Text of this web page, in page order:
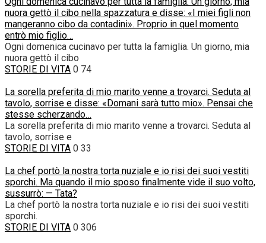
nuora gettò il cibo nella spazzatura e disse: «I miei figli non
mangeranno cibo da contadini». Proprio in quel momento
entrò mio figlio…
Ogni domenica cucinavo per tutta la famiglia. Un giorno, mia
nuora gettò il cibo
STORIE DI VITA 0 74
La sorella preferita di mio marito venne a trovarci. Seduta al
tavolo, sorrise e disse: «Domani sarà tutto mio». Pensai che
stesse scherzando…
La sorella preferita di mio marito venne a trovarci. Seduta al
tavolo, sorrise e
STORIE DI VITA 0 33
La chef portò la nostra torta nuziale e io risi dei suoi vestiti
sporchi. Ma quando il mio sposo finalmente vide il suo volto,
sussurrò: — Tata?
La chef portò la nostra torta nuziale e io risi dei suoi vestiti
sporchi.
STORIE DI VITA 0 306